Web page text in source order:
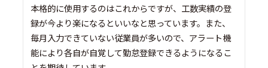
本格的に使用するのはこれからですが、工数実績の登
録が今より楽になるといいなと思っています。また、
毎月入力できていない従業員が多いので、アラート機
能により各自が自覚して勤怠登録できるようになるこ